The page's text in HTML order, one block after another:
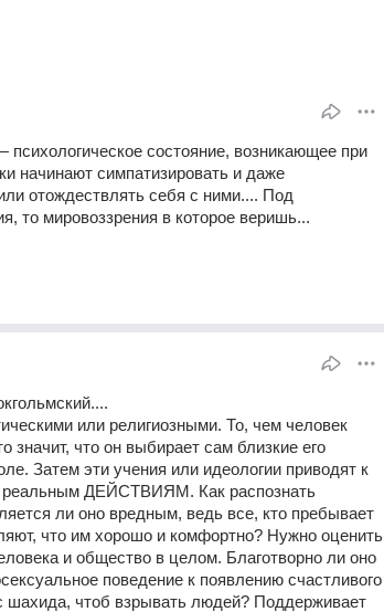
состояние, возникающее при
начинают симпатизировать и даже
отождествлять себя с ними.... Под
то мировоззрения в которое веришь...
или религиозными. То, чем человек
значит, что он выбирает сам близкие его
Затем эти учения или идеологии приводят к
реальным ДЕЙСТВИЯМ. Как распознать
ли оно вредным, ведь все, кто пребывает
что им хорошо и комфортно? Нужно оценить
и общество в целом. Благотворно ли оно
поведение к появлению счастливого
шахида, чтоб взрывать людей? Поддерживает